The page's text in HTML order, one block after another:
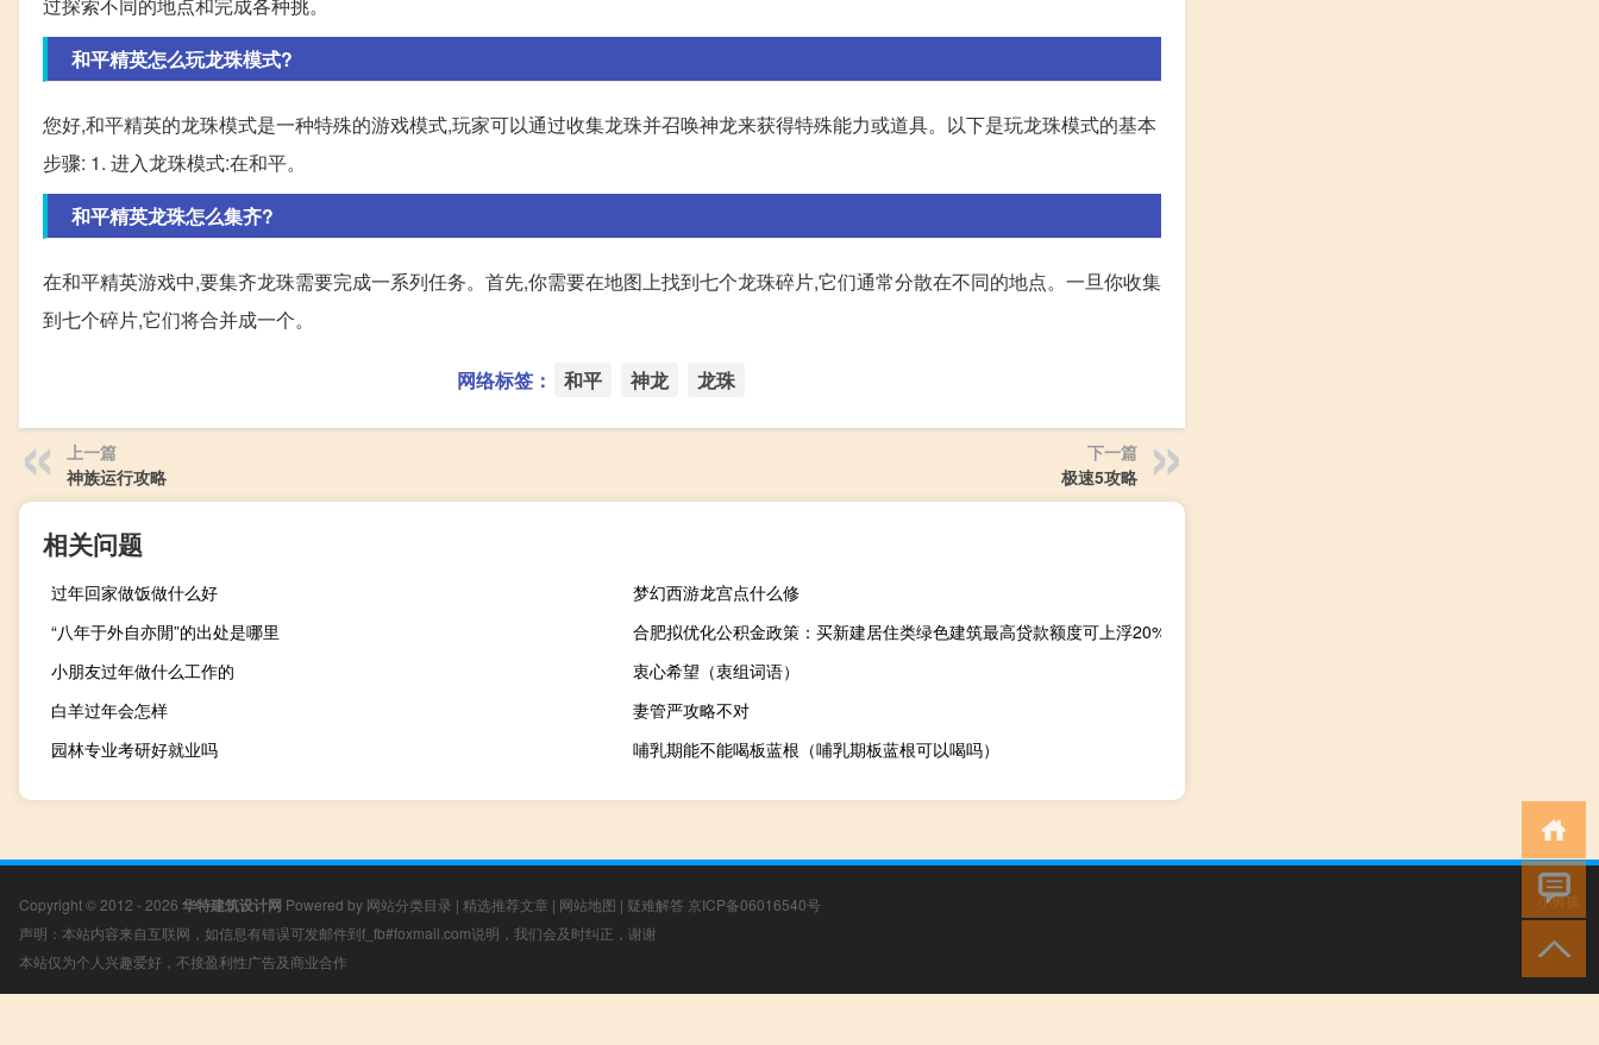
过探索不同的地点和完成各种挑。
和平精英怎么玩龙珠模式?
您好,和平精英的龙珠模式是一种特殊的游戏模式,玩家可以通过收集龙珠并召唤神龙来获得特殊能力或道具。以下是玩龙珠模式的基本
步骤: 1. 进入龙珠模式:在和平。
和平精英龙珠怎么集齐?
在和平精英游戏中,要集齐龙珠需要完成一系列任务。首先,你需要在地图上找到七个龙珠碎片,它们通常分散在不同的地点。一旦你收集
到七个碎片,它们将合并成一个。
网络标签： 和平 神龙 龙珠
上一篇
神族运行攻略
下一篇
极速5攻略
相关问题
过年回家做饭做什么好
梦幻西游龙宫点什么修
“八年于外自亦閒”的出处是哪里
合肥拟优化公积金政策：买新建居住类绿色建筑最高贷款额度可上浮20%
小朋友过年做什么工作的
衷心希望（衷组词语）
白羊过年会怎样
妻管严攻略不对
园林专业考研好就业吗
哺乳期能不能喝板蓝根（哺乳期板蓝根可以喝吗）
Copyright © 2012 - 2026 华特建筑设计网 Powered by 网站分类目录 | 精选推荐文章 | 网站地图 | 疑难解答 京ICP备06016540号
声明：本站内容来自互联网，如信息有错误可发邮件到f_fb#foxmail.com说明，我们会及时纠正，谢谢
本站仅为个人兴趣爱好，不接盈利性广告及商业合作
小男孩